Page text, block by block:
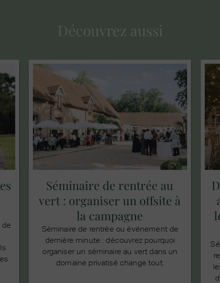
Découvrez aussi
de
Séminaire de rentrée au
vert : organiser un offsite à
la campagne
Séminaire de rentrée ou événement de
dernière minute : découvrez pourquoi
organiser un séminaire au vert dans un
domaine privatisé change tout.